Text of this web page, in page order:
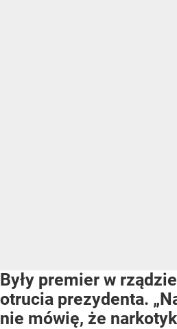
Były premier w
otrucia prezydenta.
nie mówię, że